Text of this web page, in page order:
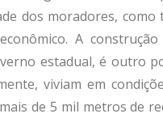
dos moradores,
A
estadual, é outro
viviam em
de 5 mil metros de